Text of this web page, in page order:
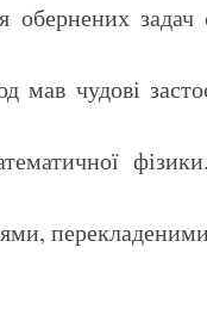
обернених
мав чудові